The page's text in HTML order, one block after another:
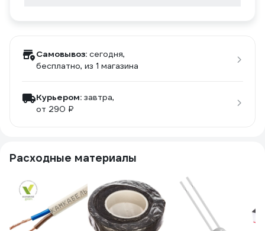
Самовывоз: сегодня,
бесплатно, из 1 магазина
Курьером: завтра,
от 290 ₽
Расходные материалы